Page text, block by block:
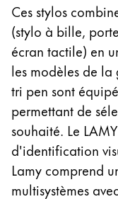
Ces stylos
(stylo à bille,
écran tactile) en
les modèles de la
tri pen sont
permettant de
souhaité. Le
d'identification
Lamy comprend
multisystèmes